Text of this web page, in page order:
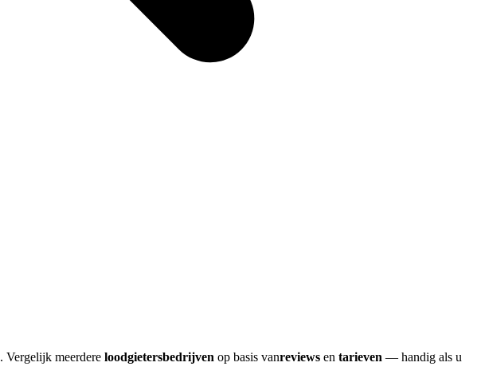
. Vergelijk meerdere loodgietersbedrijven op basis vanreviews en tarieven — handig als u